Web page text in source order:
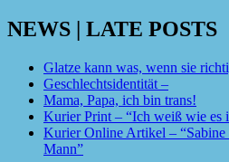
NEWS | LATE POSTS
Glatze kann was, wenn sie
Geschlechtsidentität –
Mama, Papa, ich bin trans!
Kurier Print – “Ich weiß wie es
Kurier Online Artikel –
Mann”